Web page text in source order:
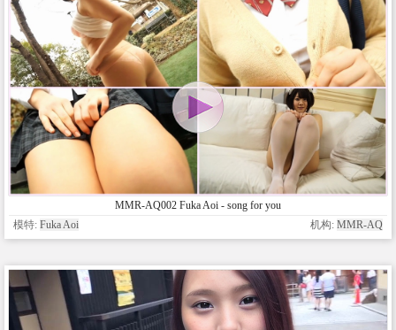
MMR-AQ002 Fuka Aoi - song for you
模特: Fuka Aoi 机构: MMR-AQ